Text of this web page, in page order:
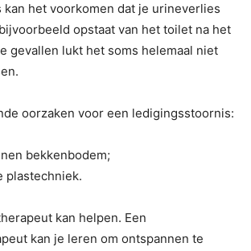
het voorkomen dat je urineverlies
opstaat van het toilet na het
gevallen lukt het soms helemaal niet
oorzaken voor een ledigingsstoornis:
bekkenbodem;
plastechniek.
kan helpen. Een
kan je leren om ontspannen te